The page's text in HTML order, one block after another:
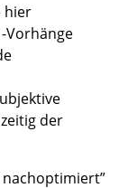
hier
Vorhänge
der
nachoptimiert”